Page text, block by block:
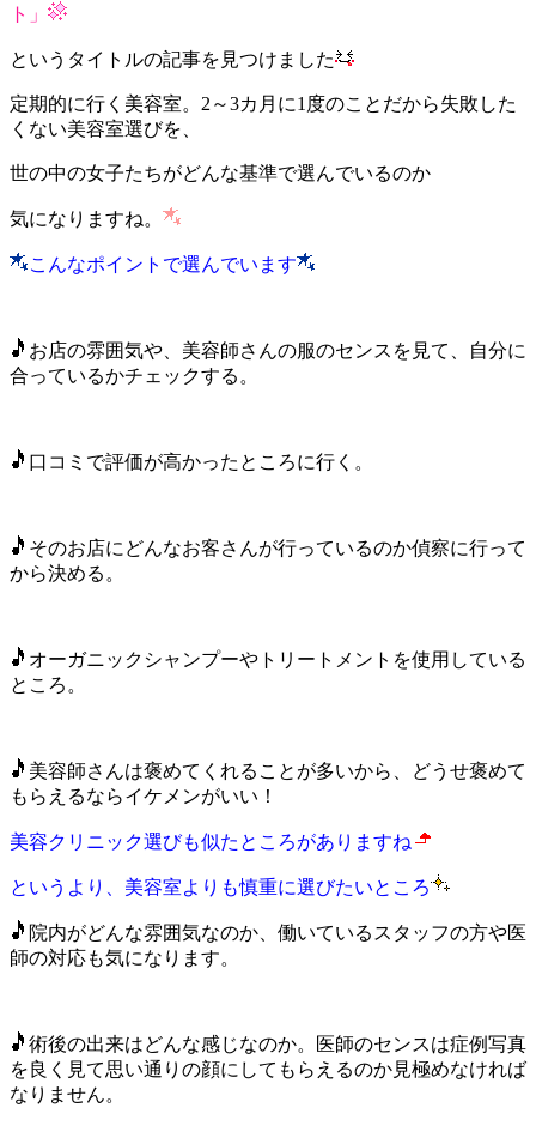
ト」
というタイトルの記事を見つけました
定期的に行く美容室。2～3カ月に1度のことだから失敗した
くない美容室選びを、
世の中の女子たちがどんな基準で選んでいるのか
気になりますね。
こんなポイントで選んでいます
お店の雰囲気や、美容師さんの服のセンスを見て、
自分に
合っているかチェックする。
口コミで評価が高かったところに行く。
そのお店にどんなお客さんが行っているのか偵察に行って
から決める。
オーガニックシャンプーやトリートメントを使用している
ところ。
美容師さんは褒めてくれることが多いから、どうせ褒めて
もらえるならイケメンがいい！
美容クリニック選びも似たところがありますね
というより、美容室よりも慎重に選びたいところ
院内がどんな雰囲気なのか、働いているスタッフの方や医
師の対応も気になります。
術後の出来はどんな感じなのか。医師のセンスは症例写真
を良く見て思い通りの顔にしてもらえるのか見極めなければ
なりません。